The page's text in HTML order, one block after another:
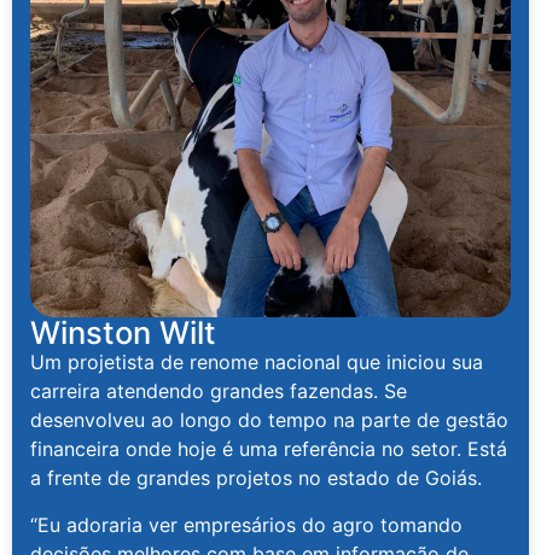
Winston Wilt
Um projetista de renome nacional que iniciou sua
carreira atendendo grandes fazendas. Se
desenvolveu ao longo do tempo na parte de gestão
financeira onde hoje é uma referência no setor. Está
a frente de grandes projetos no estado de Goiás.
“Eu adoraria ver empresários do agro tomando